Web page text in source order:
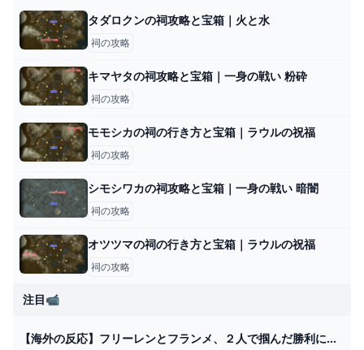
タダロクンの祠攻略と宝箱｜火と水
祠の攻略
キマヤタの祠攻略と宝箱｜一身の戦い 粉砕
祠の攻略
モモシカの祠の行き方と宝箱｜ラウルの祝福
祠の攻略
シモシワカの祠攻略と宝箱｜一身の戦い 暗闇
祠の攻略
オツツマの祠の行き方と宝箱｜ラウルの祝福
祠の攻略
注目📹
【海外の反応】フリーレンとフランメ、２人で掴んだ勝利に涙を浮かべる海外ネキ【葬送のフリーレン10話】 - YouTube